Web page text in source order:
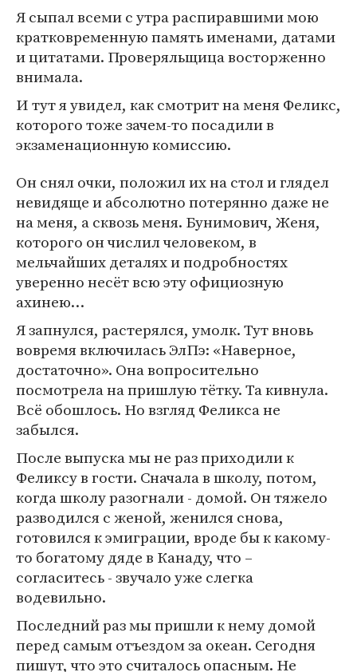
Я сыпал всеми с утра распиравшими мою
кратковременную память именами, датами
и цитатами. Проверяльщица восторженно
внимала.
И тут я увидел, как смотрит на меня Феликс,
которого тоже зачем-то посадили в
экзаменационную комиссию.
Он снял очки, положил их на стол и глядел
невидяще и абсолютно потерянно даже не
на меня, а сквозь меня. Бунимович, Женя,
которого он числил человеком, в
мельчайших деталях и подробностях
уверенно несёт всю эту официозную
ахинею…
Я запнулся, растерялся, умолк. Тут вновь
вовремя включилась ЭлПэ: «Наверное,
достаточно». Она вопросительно
посмотрела на пришлую тётку. Та кивнула.
Всё обошлось. Но взгляд Феликса не
забылся.
После выпуска мы не раз приходили к
Феликсу в гости. Сначала в школу, потом,
когда школу разогнали - домой. Он тяжело
разводился с женой, женился снова,
готовился к эмиграции, вроде бы к какому-
то богатому дяде в Канаду, что –
согласитесь - звучало уже слегка
водевильно.
Последний раз мы пришли к нему домой
перед самым отъездом за океан. Сегодня
пишут, что это считалось опасным. Не